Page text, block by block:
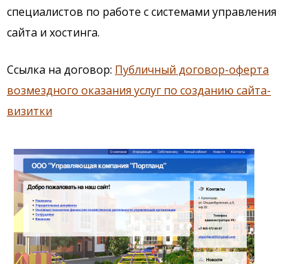
специалистов по работе с системами управления
сайта и хостинга.
Ссылка на договор: Публичный договор-оферта
возмездного оказания услуг по созданию сайта-
визитки